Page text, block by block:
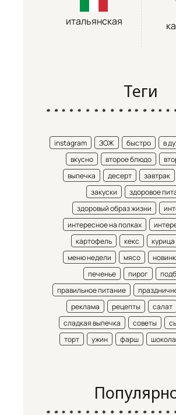
итальянская
Теги
instagram ЗОЖ быстро в
вкусно
второе блюдо
выпечка
десерт завтрак
закуски
здоровое
здоровый образ жизни
интересное на полках
картофель
кекс курица
меню недели
мясо
печенье
пирог
правильное питание
реклама
рецепты салат
сладкая выпечка
советы
торт
ужин фарш